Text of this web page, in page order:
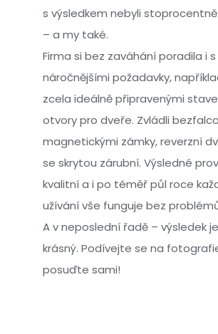
s výsledkem nebyli
– a my také.
Firma si bez zaváhání poradila i
náročnějšími požadavky,
zcela ideálně připravenými
otvory pro dveře. Zvládli
magnetickými zámky, reverzní
se skrytou zárubní. Výsledné
kvalitní a i po téměř půl roce
užívání vše funguje bez
A v neposlední řadě – výsledek
krásný. Podívejte se na
posuďte sami!